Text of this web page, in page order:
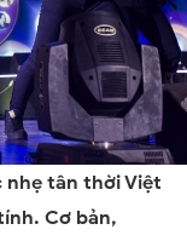
nhẹ tân thời Việt
Cơ bản,